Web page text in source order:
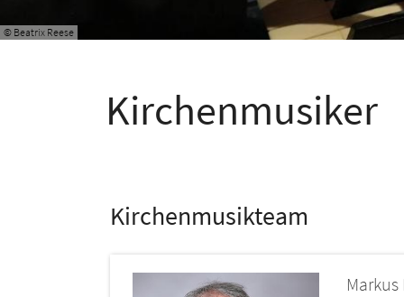
© Beatrix Reese
Kirchenmusiker
Kirchenmusikteam
Markus